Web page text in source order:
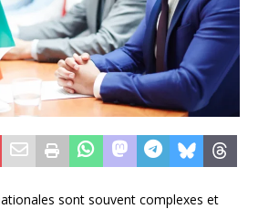
sont souvent complexes et